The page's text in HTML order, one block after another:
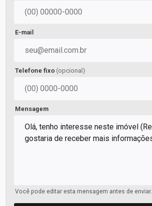
E-mail
Telefone fixo (opcional)
Mensagem
Você pode editar esta mensagem antes de enviar.